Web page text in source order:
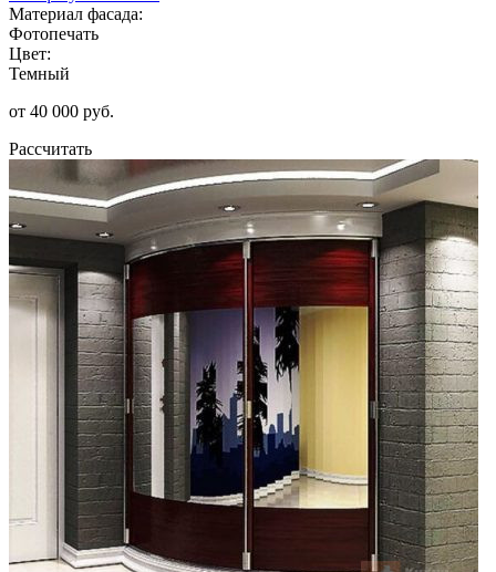
Материал фасада:
Фотопечать
Цвет:
Темный
от 40 000 руб.
Рассчитать